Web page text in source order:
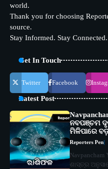
world.
Thank you for choosing
source.
Stay Informed. Stay Connected.
Get In Touch
Twitter Facebook
Latest Post
ନବପଞ୍ଚମ
ମିଳିପାରେ
Reporters Pen
ଶାସ୍ତ୍ର